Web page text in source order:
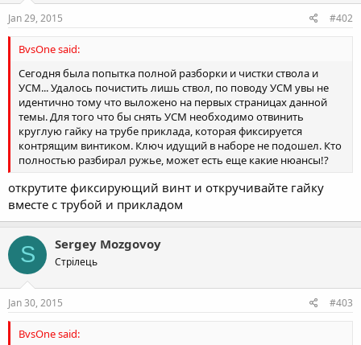
n
s
Jan 29, 2015 #402
BvsOne said:
Сегодня была попытка полной разборки и чистки ствола и
УСМ... Удалось почистить лишь ствол, по поводу УСМ увы не
идентично тому что выложено на первых страницах данной
темы. Для того что бы снять УСМ необходимо отвинить
круглую гайку на трубе приклада, которая фиксируется
контрящим винтиком. Ключ идущий в наборе не подошел. Кто
полностью разбирал ружье, может есть еще какие нюансы!?
открутите фиксирующий винт и откручивайте гайку
вместе с трубой и прикладом
S Sergey Mozgovoy
Стрілець
Jan 30, 2015 #403
BvsOne said: